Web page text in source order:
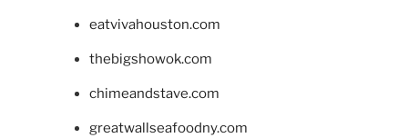
eatvivahouston.com
thebigshowok.com
chimeandstave.com
greatwallseafoodny.com